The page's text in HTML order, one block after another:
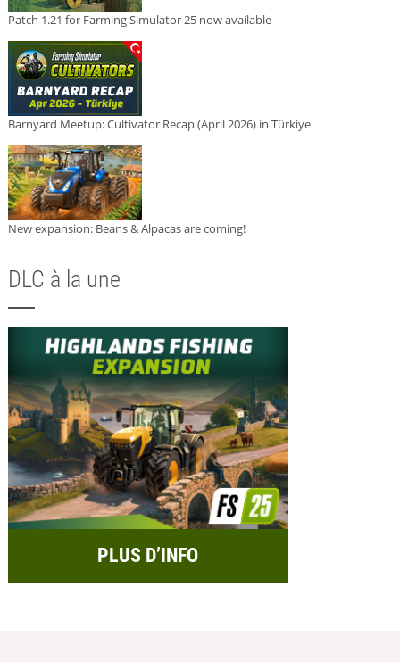
Patch 1.21 for Farming Simulator 25 now available
Barnyard Meetup: Cultivator Recap (April 2026) in Türkiye
New expansion: Beans & Alpacas are coming!
DLC à la une
PLUS D’INFO